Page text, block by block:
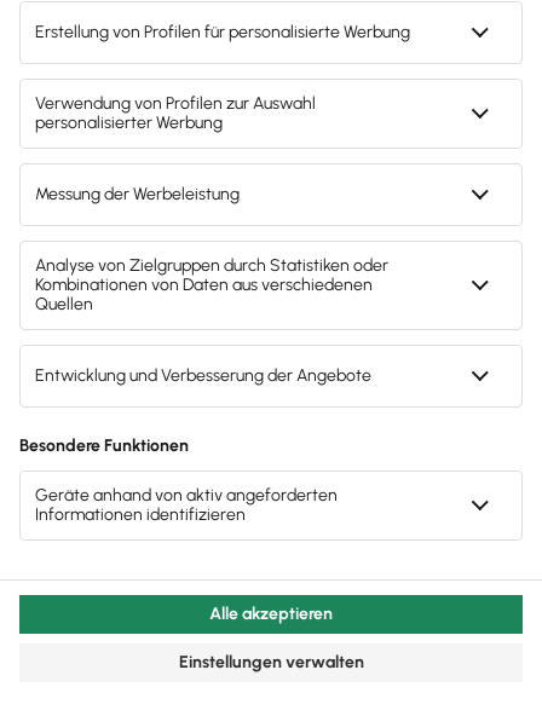
Fabian Walter, steuerfabi
Influencer
Lexware Office ist aus meiner Sicht die
beste Buchhaltungssoftware am Markt.
Die Möglichkeiten, die Rechnungen
einfach mit den Bankumsätzen zu
verknüpfen und alle wichtigen Dinge
komplett übers Handy zu regeln, sind
einfach top.
Kia Kahawa
Schriftstellerin & Unternehmerin